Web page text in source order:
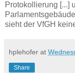
Protokollierung [...]
sieht der VfGH
hplehofer at
Share